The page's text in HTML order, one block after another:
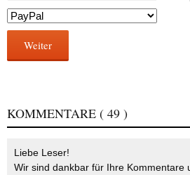
Weiter
KOMMENTARE ( 49 )
Liebe Leser!
Wir sind dankbar für Ihre Kommentare